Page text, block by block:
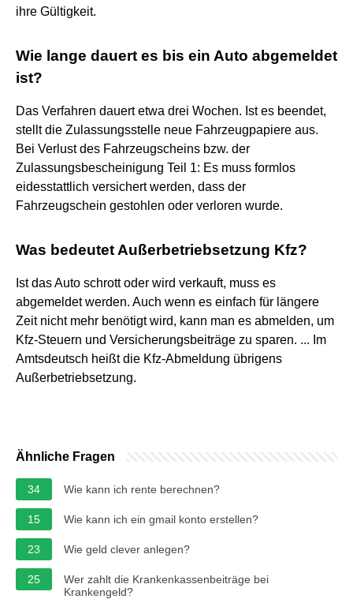
ihre Gültigkeit.
Wie lange dauert es bis ein Auto abgemeldet
ist?
Das Verfahren dauert etwa drei Wochen. Ist es beendet,
stellt die Zulassungsstelle neue Fahrzeugpapiere aus.
Bei Verlust des Fahrzeugscheins bzw. der
Zulassungsbescheinigung Teil 1: Es muss formlos
eidesstattlich versichert werden, dass der
Fahrzeugschein gestohlen oder verloren wurde.
Was bedeutet Außerbetriebsetzung Kfz?
Ist das Auto schrott oder wird verkauft, muss es
abgemeldet werden. Auch wenn es einfach für längere
Zeit nicht mehr benötigt wird, kann man es abmelden, um
Kfz-Steuern und Versicherungsbeiträge zu sparen. ... Im
Amtsdeutsch heißt die Kfz-Abmeldung übrigens
Außerbetriebsetzung.
Ähnliche Fragen
34 Wie kann ich rente berechnen?
15 Wie kann ich ein gmail konto erstellen?
23 Wie geld clever anlegen?
25
Wer zahlt die Krankenkassenbeiträge bei
Krankengeld?